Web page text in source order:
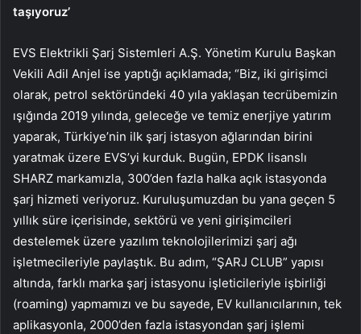
taşıyoruz’
EVS Elektrikli Şarj Sistemleri A.Ş. Yönetim Kurulu Başkan
Vekili Adil Anjel ise yaptığı açıklamada; “Biz, iki girişimci
olarak, petrol sektöründeki 40 yıla yaklaşan tecrübemizin
ışığında 2019 yılında, geleceğe ve temiz enerjiye yatırım
yaparak, Türkiye’nin ilk şarj istasyon ağlarından birini
yaratmak üzere EVS’yi kurduk. Bugün, EPDK lisanslı
SHARZ markamızla, 300’den fazla halka açık istasyonda
şarj hizmeti veriyoruz. Kuruluşumuzdan bu yana geçen 5
yıllık süre içerisinde, sektörü ve yeni girişimcileri
destelemek üzere yazılım teknolojilerimizi şarj ağı
işletmecileriyle paylaştık. Bu adım, “ŞARJ CLUB” yapısı
altında, farklı marka şarj istasyonu işleticileriyle işbirliği
(roaming) yapmamızı ve bu sayede, EV kullanıcılarının, tek
aplikasyonla, 2000’den fazla istasyondan şarj işlemi